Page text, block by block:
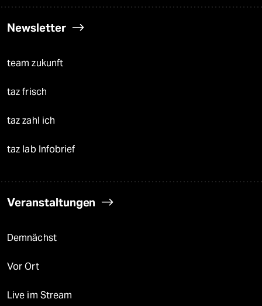
Newsletter
team zukunft
taz frisch
taz zahl ich
taz lab Infobrief
Veranstaltungen
Demnächst
Vor Ort
Live im Stream